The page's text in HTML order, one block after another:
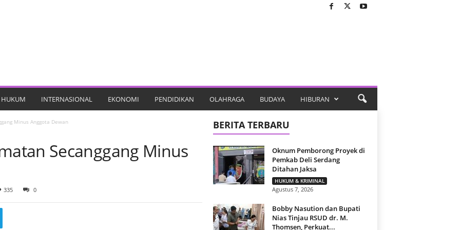
HUKUM INTERNASIONAL EKONOMI PENDIDIKAN OLAHRAGA BUDAYA HIBURAN
Minus Anggota Dewan
Secanggang Minus
335 0
BERITA TERBARU
Oknum Pemborong Proyek di
Pemkab Deli Serdang
Ditahan Jaksa
HUKUM & KRIMINAL
Agustus 7, 2026
Bobby Nasution dan Bupati
Nias Tinjau RSUD dr. M.
Thomsen, Perkuat...